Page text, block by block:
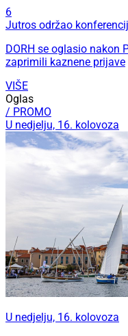
6
Jutros održao
DORH se oglasio nakon
zaprimili kaznene prijave
VIŠE
Oglas
/ PROMO
U nedjelju, 16. kolovoza
U nedjelju, 16. kolovoza